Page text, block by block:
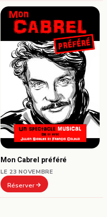
Mon Cabrel préféré
LE 23 NOVEMBRE
Réserver